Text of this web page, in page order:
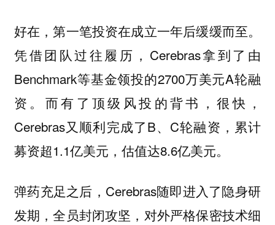
好在，第一笔投资在成立一年后缓缓而至。
凭借团队过往履历，Cerebras拿到了由
Benchmark等基金领投的2700万美元A轮融
资。而有了顶级风投的背书，很快，
Cerebras又顺利完成了B、C轮融资，累计
募资超1.1亿美元，估值达8.6亿美元。
弹药充足之后，Cerebras随即进入了隐身研
发期，全员封闭攻坚，对外严格保密技术细